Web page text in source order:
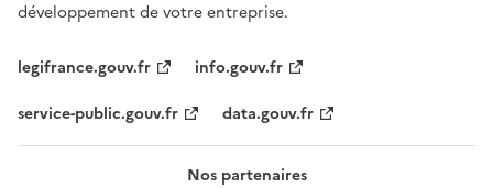
développement de votre entreprise.
legifrance.gouv.fr
info.gouv.fr
service-public.gouv.fr
data.gouv.fr
Nos partenaires